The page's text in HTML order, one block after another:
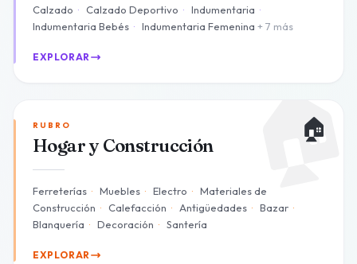
Calzado · Calzado Deportivo · Indumentaria ·
Indumentaria Bebés · Indumentaria Femenina + 7 más
EXPLORAR
🏠
RUBRO
Hogar y Construcción
Ferreterías · Muebles · Electro · Materiales de
Construcción · Calefacción · Antigüedades · Bazar ·
Blanquería · Decoración · Santería
EXPLORAR